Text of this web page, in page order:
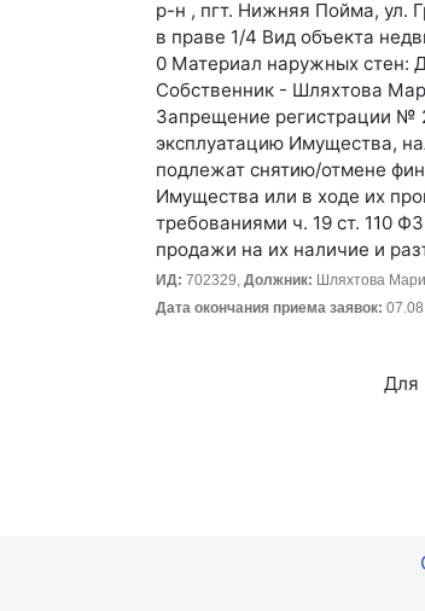
р-н , пгт. Нижняя Пойма, ул.
в праве 1/4 Вид объекта
0 Материал наружных стен:
Собственник - Шляхтова
Запрещение регистрации №
эксплуатацию Имущества,
подлежат снятию/отмене
Имущества или в ходе их
требованиями ч. 19 ст. 110
продажи на их наличие и
ИД: 702329, Должник: Шляхтова
Дата окончания приема заявок:
Для